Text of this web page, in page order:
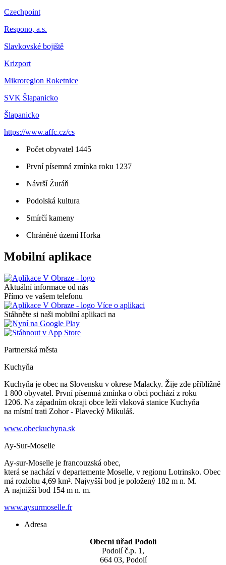
Czechpoint
Respono, a.s.
Slavkovské bojiště
Krizport
Mikroregion Roketnice
SVK Šlapanicko
Šlapanicko
https://www.affc.cz/cs
Počet obyvatel 1445
První písemná zmínka roku 1237
Návrší Žuráň
Podolská kultura
Smírčí kameny
Chráněné území Horka
Mobilní aplikace
Aktuální informace od nás
Přímo ve vašem telefonu
Více o aplikaci
Stáhněte si naši mobilní aplikaci na
Partnerská města
Kuchyňa
Kuchyňa je obec na Slovensku v okrese Malacky. Žije zde přibližně
1 800 obyvatel. První písemná zmínka o obci pochází z roku
1206. Na západním okraji obce leží vlaková stanice Kuchyňa
na místní trati Zohor - Plavecký Mikuláš.
www.obeckuchyna.sk
Ay-Sur-Moselle
Ay-sur-Moselle je francouzská obec,
která se nachází v departemente Moselle, v regionu Lotrinsko. Obec
má rozlohu 4,69 km². Najvyšší bod je položený 182 m n. M.
A najnižší bod 154 m n. m.
www.aysurmoselle.fr
Adresa
Obecní úřad Podolí
Podolí č.p. 1,
664 03, Podolí